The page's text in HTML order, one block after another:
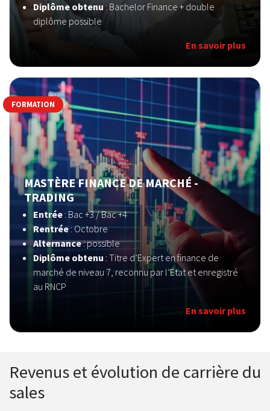
Diplôme obtenu: Bachelor Finance + double
diplôme possible
En savoir plus
MASTÈRE FINANCE DE MARCHÉ -
TRADING
Entrée : Bac +3 / Bac +4
Rentrée: Octobre
Alternance: possible
Diplôme obtenu : Titre d’Expert en finance de
marché de niveau 7, reconnu par l’État et enregistré
au RNCP
En savoir plus
FORMATION
Revenus et évolution de carrière du
sales